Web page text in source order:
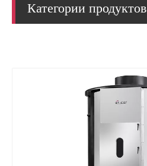
Категории продуктов